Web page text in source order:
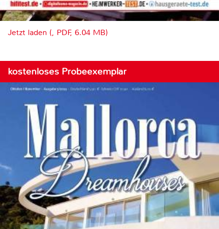
Jetzt laden (, PDF, 6.04 MB)
kostenloses Probeexemplar